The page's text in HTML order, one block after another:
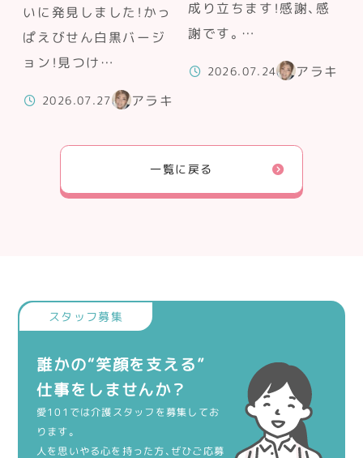
いに発見しました！かっ
ぱえびせん白黒バージ
ョン！見つけ…
2026.07.27 アラキ
成り立ちます！感謝、感
謝です。…
2026.07.24 アラキ
一覧に戻る
誰かの“笑顔を支える”
仕事をしませんか？
愛101では介護スタッフを募集してお
ります。
人を思いやる心を持った方、ぜひご応募